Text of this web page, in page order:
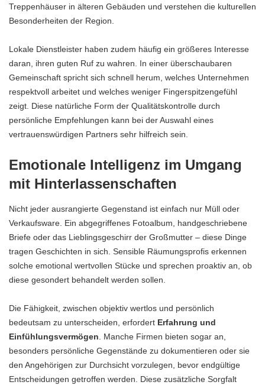
Treppenhäuser in älteren Gebäuden und verstehen die kulturellen
Besonderheiten der Region.
Lokale Dienstleister haben zudem häufig ein größeres Interesse
daran, ihren guten Ruf zu wahren. In einer überschaubaren
Gemeinschaft spricht sich schnell herum, welches Unternehmen
respektvoll arbeitet und welches weniger Fingerspitzengefühl
zeigt. Diese natürliche Form der Qualitätskontrolle durch
persönliche Empfehlungen kann bei der Auswahl eines
vertrauenswürdigen Partners sehr hilfreich sein.
Emotionale Intelligenz im Umgang
mit Hinterlassenschaften
Nicht jeder ausrangierte Gegenstand ist einfach nur Müll oder
Verkaufsware. Ein abgegriffenes Fotoalbum, handgeschriebene
Briefe oder das Lieblingsgeschirr der Großmutter – diese Dinge
tragen Geschichten in sich. Sensible Räumungsprofis erkennen
solche emotional wertvollen Stücke und sprechen proaktiv an, ob
diese gesondert behandelt werden sollen.
Die Fähigkeit, zwischen objektiv wertlos und persönlich
bedeutsam zu unterscheiden, erfordert Erfahrung und
Einfühlungsvermögen . Manche Firmen bieten sogar an,
besonders persönliche Gegenstände zu dokumentieren oder sie
den Angehörigen zur Durchsicht vorzulegen, bevor endgültige
Entscheidungen getroffen werden. Diese zusätzliche Sorgfalt